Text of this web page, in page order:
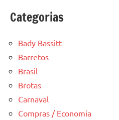
Categorias
Bady Bassitt
Barretos
Brasil
Brotas
Carnaval
Compras / Economia